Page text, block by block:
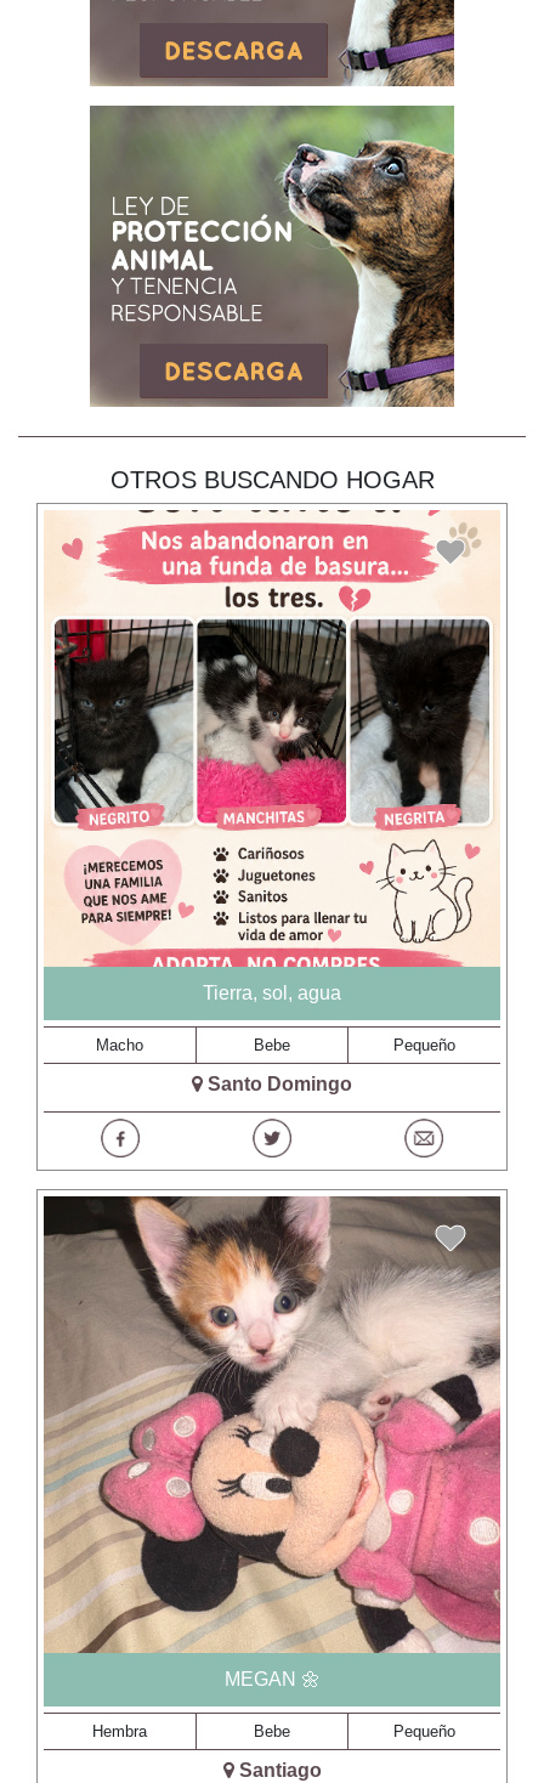
OTROS BUSCANDO HOGAR
Tierra, sol, agua
Macho Bebe Pequeño
Santo Domingo
MEGAN 🌼
Hembra Bebe Pequeño
Santiago